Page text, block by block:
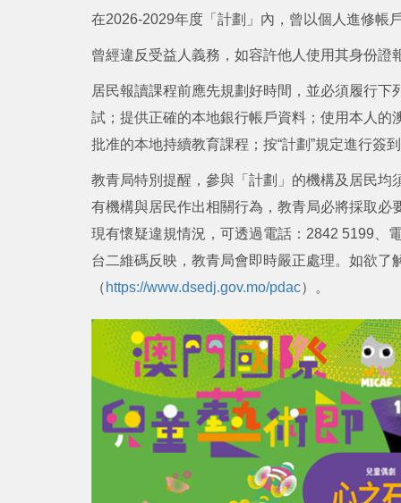
在2026-2029年度「計劃」內，曾以個人進修帳
曾經違反受益人義務，如容許他人使用其身份
居民報讀課程前應先規劃好時間，並必須履行
試；提供正確的本地銀行帳戶資料；使用本人
批准的本地持續教育課程；按“計劃”規定進行簽
教青局特別提醒，參與「計劃」的機構及居民
有機構與居民作出相關行為，教青局必將採取
現有懷疑違規情況，可透過電話：2842 5199、
台二維碼反映，教青局會即時嚴正處理。如欲了
（ https://www.dsedj.gov.mo/pdac）。